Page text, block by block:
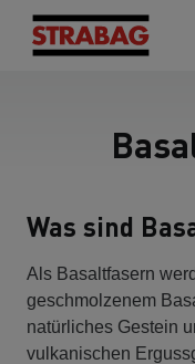
Was sind
Als Basaltfasern
geschmolzenem
natürliches Gestein
vulkanischen